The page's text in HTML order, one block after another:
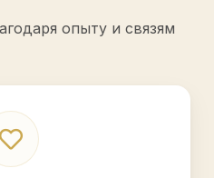
опыту и связям